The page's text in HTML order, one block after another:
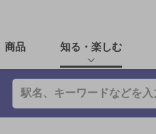
商品 知る・楽しむ